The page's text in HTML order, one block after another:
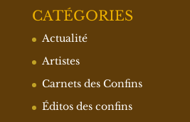
CATÉGORIES
Actualité
Artistes
Carnets des Confins
Éditos des confins